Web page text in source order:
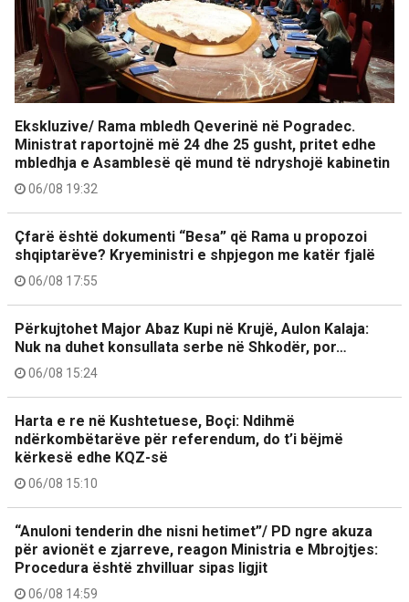
Ekskluzive/ Rama mbledh Qeverinë në Pogradec.
Ministrat raportojnë më 24 dhe 25 gusht, pritet edhe
mbledhja e Asamblesë që mund të ndryshojë kabinetin
06/08 19:32
Çfarë është dokumenti “Besa” që Rama u propozoi
shqiptarëve? Kryeministri e shpjegon me katër fjalë
06/08 17:55
Përkujtohet Major Abaz Kupi në Krujë, Aulon Kalaja:
Nuk na duhet konsullata serbe në Shkodër, por…
06/08 15:24
Harta e re në Kushtetuese, Boçi: Ndihmë
ndërkombëtarëve për referendum, do t’i bëjmë
kërkesë edhe KQZ-së
06/08 15:10
“Anuloni tenderin dhe nisni hetimet”/ PD ngre akuza
për avionët e zjarreve, reagon Ministria e Mbrojtjes:
Procedura është zhvilluar sipas ligjit
06/08 14:59